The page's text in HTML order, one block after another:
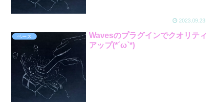
2023.09.23
ベース
Wavesのプラグインでクオリティ
アップ(*´ω`*)